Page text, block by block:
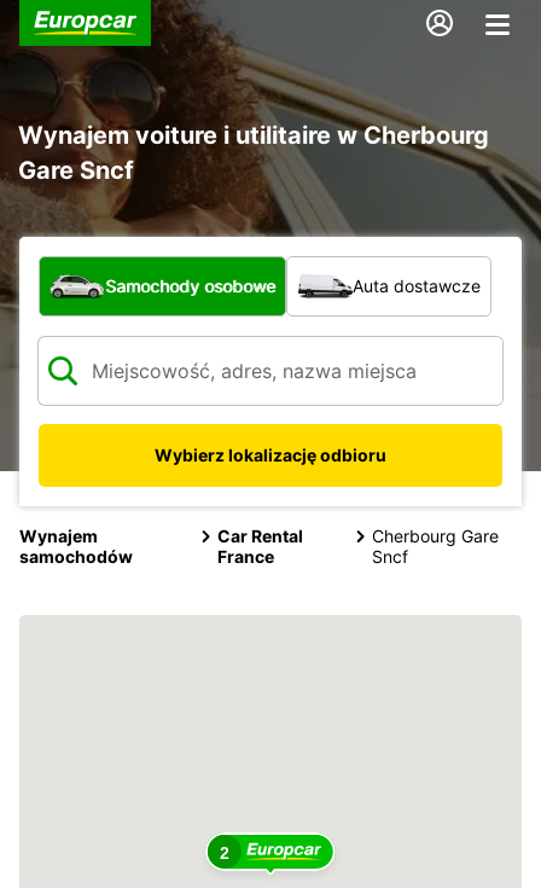
Wynajem voiture i utilitaire w Cherbourg
Gare Sncf
Jaki typ pojazdu?
Samochody osobowe Auta dostawcze
Wybierz lokalizację odbioru
Wynajem
samochodów
Car Rental
France
Cherbourg Gare
Sncf
2